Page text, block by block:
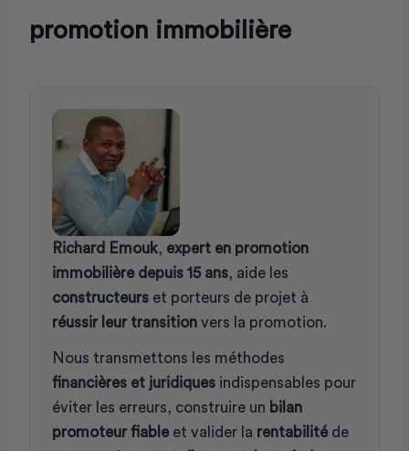
promotion immobilière
Richard Emouk, expert en promotion
immobilière depuis 15 ans, aide les
constructeurs et porteurs de projet à
réussir leur transition vers la promotion.
Nous transmettons les méthodes
financières et juridiques indispensables pour
éviter les erreurs, construire un bilan
promoteur fiableet valider la rentabilitéde